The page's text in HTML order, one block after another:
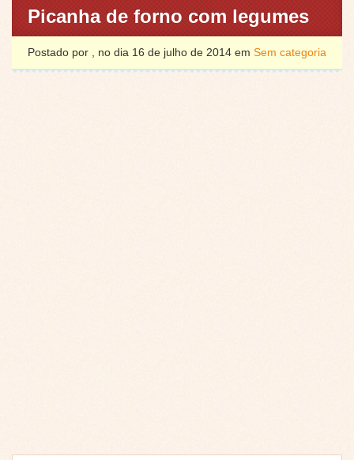
Picanha de forno com legumes
Postado por , no dia 16 de julho de 2014 em Sem categoria